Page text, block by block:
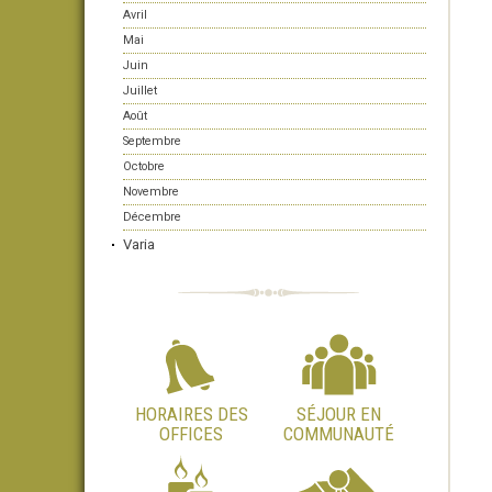
Avril
Mai
Juin
Juillet
Août
Septembre
Octobre
Novembre
Décembre
Varia
HORAIRES DES
OFFICES
SÉJOUR EN
COMMUNAUTÉ